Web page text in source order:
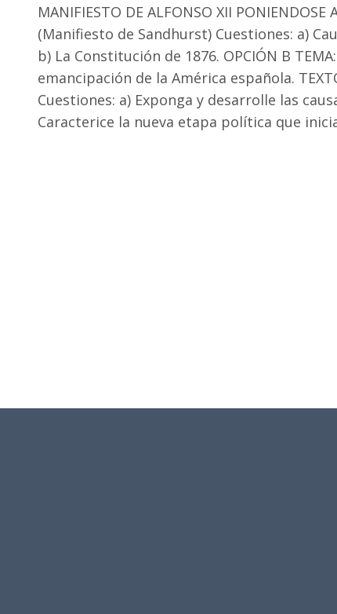
MANIFIESTO DE ALFONSO XII
(Manifiesto de Sandhurst) Cuestiones: a)
b) La Constitución de 1876. OPCIÓN B
emancipación de la América española.
Cuestiones: a) Exponga y desarrolle las
Caracterice la nueva etapa política que